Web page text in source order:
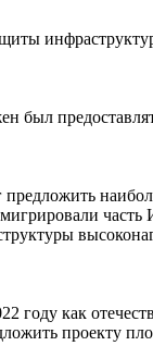
был
году как
проекту